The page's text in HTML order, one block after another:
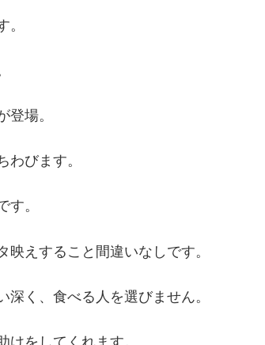
。
登場。
びます。
。
えすること間違いなしです。
く、食べる人を選びません。
をしてくれます。